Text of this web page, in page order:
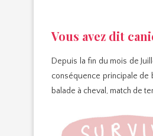
Vous avez dit
Depuis la fin du mois de
conséquence principale de
balade à cheval, match de